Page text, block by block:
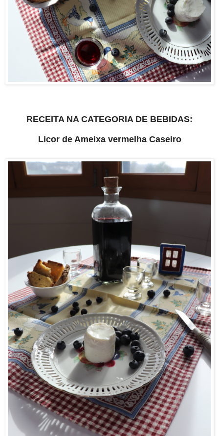
RECEITA NA CATEGORIA DE BEBIDAS:
Licor de Ameixa vermelha Caseiro